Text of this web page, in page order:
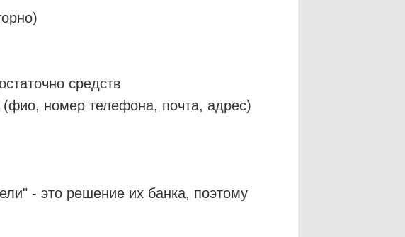
средств
номер телефона, почта, адрес)
- это решение их банка, поэтому